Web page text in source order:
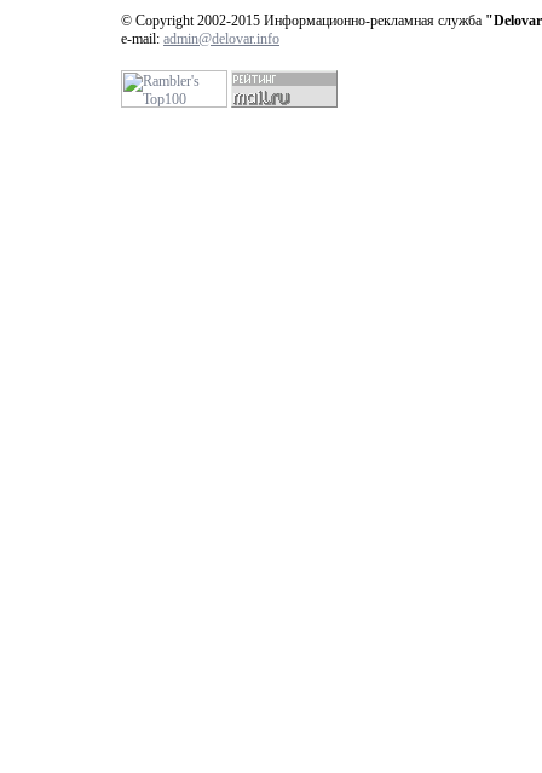
© Copyright 2002-2015 Информационно-рекламная служба
e-mail: admin@delovar.info